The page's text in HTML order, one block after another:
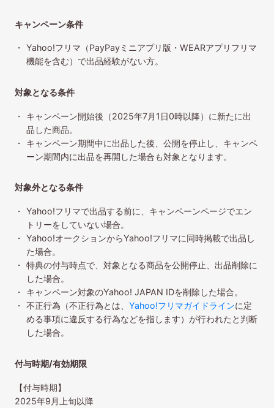
キャンペーン条件
Yahoo!フリマ（PayPayミニアプリ版・WEARアプリフリマ
機能を含む）で出品経験がない方。
対象となる条件
キャンペーン開始後（2025年7月1日0時以降）に新たに出
品した商品。
キャンペーン期間中に出品した後、公開を停止し、キャンペ
ーン期間内に出品を再開した場合も対象となります。
対象外となる条件
Yahoo!フリマで出品する前に、キャンペーンページでエン
トリーをしていない場合。
Yahoo!オークションからYahoo!フリマに同時掲載で出品し
た場合。
特典の付与時点で、対象となる商品を公開停止、出品削除に
した場合。
キャンペーン対象のYahoo! JAPAN IDを削除した場合。
不正行為（不正行為とは、 Yahoo!フリマガイドラインに定
める事項に違反する行為などを指します）が行われたと判断
した場合。
付与時期/有効期限
【付与時期】
2025年9月上旬以降